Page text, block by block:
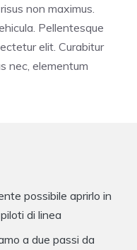
non maximus.
Pellentesque
elit. Curabitur
nec, elementum
possibile aprirlo in
di linea
a due passi da